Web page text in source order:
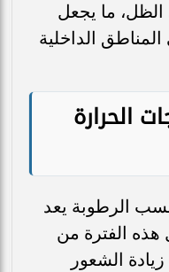
ما يجعل
الداخلية
الحرارة
الرطوبة يعد
هذه الفترة من
الشعور